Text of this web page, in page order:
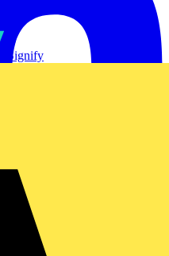
Signify